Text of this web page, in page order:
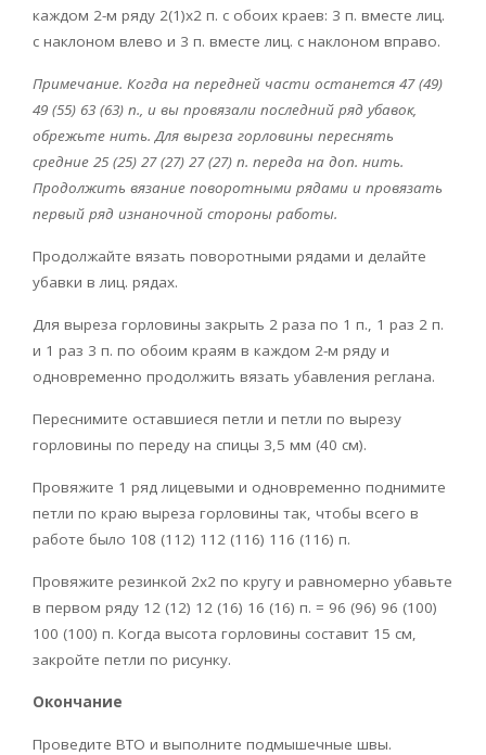
каждом 2-м ряду 2(1)x2 п. с обоих краев: 3 п. вместе лиц.
с наклоном влево и 3 п. вместе лиц. с наклоном вправо.
Примечание. Когда на передней части останется 47 (49)
49 (55) 63 (63) п., и вы провязали последний ряд убавок,
обрежьте нить. Для выреза горловины переснять
средние 25 (25) 27 (27) 27 (27) п. переда на доп. нить.
Продолжить вязание поворотными рядами и провязать
первый ряд изнаночной стороны работы.
Продолжайте вязать поворотными рядами и делайте
убавки в лиц. рядах.
Для выреза горловины закрыть 2 раза по 1 п., 1 раз 2 п.
и 1 раз 3 п. по обоим краям в каждом 2-м ряду и
одновременно продолжить вязать убавления реглана.
Переснимите оставшиеся петли и петли по вырезу
горловины по переду на спицы 3,5 мм (40 см).
Провяжите 1 ряд лицевыми и одновременно поднимите
петли по краю выреза горловины так, чтобы всего в
работе было 108 (112) 112 (116) 116 (116) п.
Провяжите резинкой 2х2 по кругу и равномерно убавьте
в первом ряду 12 (12) 12 (16) 16 (16) п. = 96 (96) 96 (100)
100 (100) п. Когда высота горловины составит 15 см,
закройте петли по рисунку.
Окончание
Проведите ВТО и выполните подмышечные швы.